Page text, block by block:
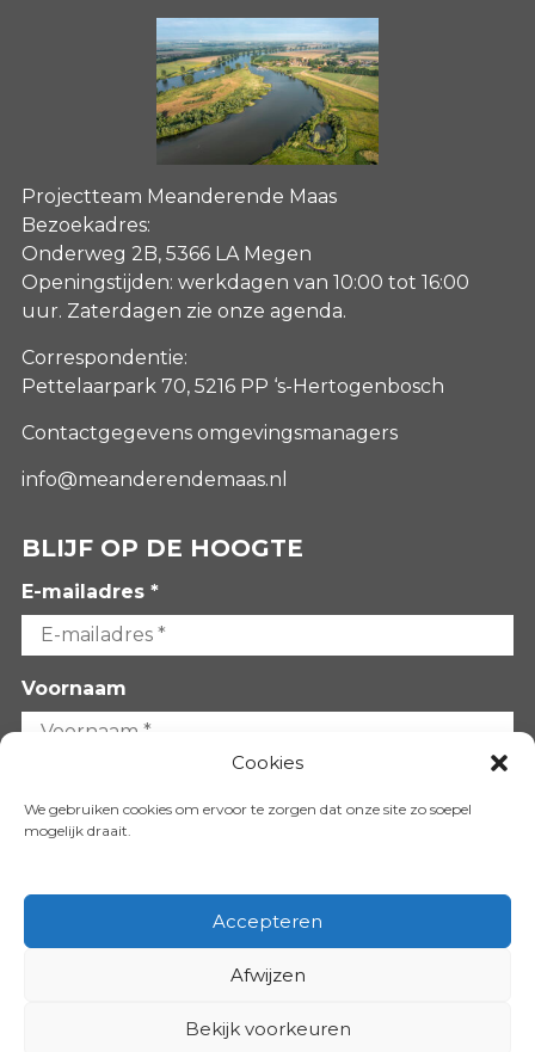
Cookies
We gebruiken cookies om ervoor te zorgen dat onze site zo soepel
mogelijk draait.
Accepteren
Afwijzen
Bekijk voorkeuren
Projectteam Meanderende Maas
Bezoekadres:
Onderweg 2B, 5366 LA Megen
Openingstijden: werkdagen van 10:00 tot 16:00
uur. Zaterdagen zie onze agenda.
Correspondentie:
Pettelaarpark 70, 5216 PP ‘s-Hertogenbosch
Contactgegevens omgevingsmanagers
info@meanderendemaas.nl
BLIJF OP DE HOOGTE
E-mailadres *
Voornaam
VOLG ONS OP: